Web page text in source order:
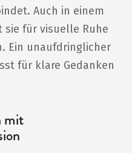
Auch in einem
sie für visuelle Ruhe
Ein unaufdringlicher
für klare Gedanken
mit